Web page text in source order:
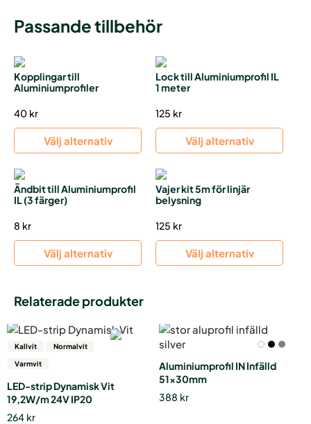
Passande tillbehör
Kopplingar till
Aluminiumprofiler
40 kr
Välj alternativ
Lock till Aluminiumprofil IL
1 meter
125 kr
Välj alternativ
Ändbit till Aluminiumprofil
IL (3 färger)
8 kr
Välj alternativ
Vajer kit 5m för linjär
belysning
125 kr
Välj alternativ
Relaterade produkter
Kallvit Normalvit
Varmvit
LED-strip Dynamisk Vit
19,2W/m 24V IP20
264 kr
Aluminiumprofil IN Infälld
51x30mm
388 kr
Den
här
produkten
har
varianter.